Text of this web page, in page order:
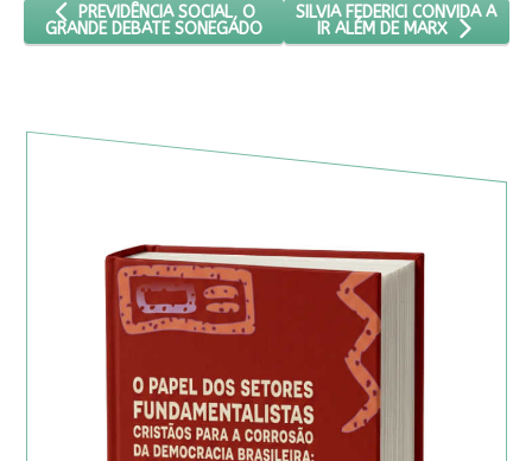
ARTIGO ANTERIOR: PREVIDÊNCIA SOCIAL, O GRANDE DEBATE
PREVIDÊNCIA SOCIAL, O
GRANDE DEBATE SONEGADO
PRÓXIMO ARTIGO: SILVIA
SILVIA FEDERICI CONVIDA A
IR ALÉM DE MARX